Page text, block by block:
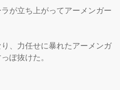
が立ち上がってアーメンガー
、力任せに暴れたアーメンガ
ぽ抜けた。